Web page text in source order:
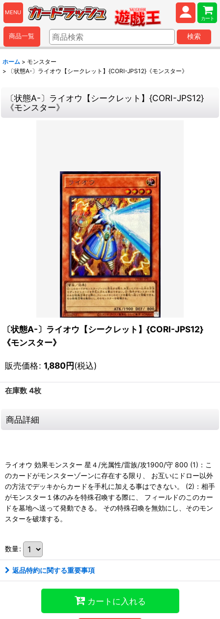
MENU
カート
商品一覧 検索
ホーム > モンスター
>
〔状態A-〕ライオウ【シークレット】{CORI-JPS12}《モンスター》
〔状態A-〕ライオウ【シークレット】{CORI-JPS12}
《モンスター》
〔状態A-〕ライオウ【シークレット】{CORI-JPS12}
《モンスター》
販売価格: 1,880円(税込)
在庫数 4枚
商品詳細
ライオウ 効果モンスター 星４/光属性/雷族/攻1900/守 800 (1)：こ
のカードがモンスターゾーンに存在する限り、 お互いにドロー以外
の方法でデッキからカードを手札に加える事はできない。 (2)：相手
がモンスター１体のみを特殊召喚する際に、 フィールドのこのカー
ドを墓地へ送って発動できる。 その特殊召喚を無効にし、そのモン
スターを破壊する。
数量:
返品特約に関する重要事項
カートに入れる